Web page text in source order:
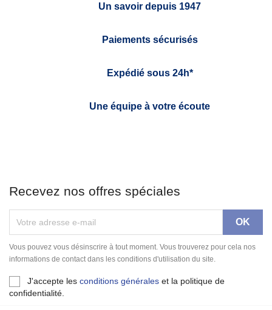
Un savoir depuis 1947
Paiements sécurisés
Expédié sous 24h*
Une équipe à votre écoute
Recevez nos offres spéciales
Vous pouvez vous désinscrire à tout moment. Vous trouverez pour cela nos
informations de contact dans les conditions d'utilisation du site.
J'accepte les conditions générales et la politique de
confidentialité.